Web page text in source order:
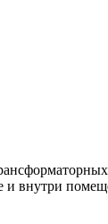
и внутри